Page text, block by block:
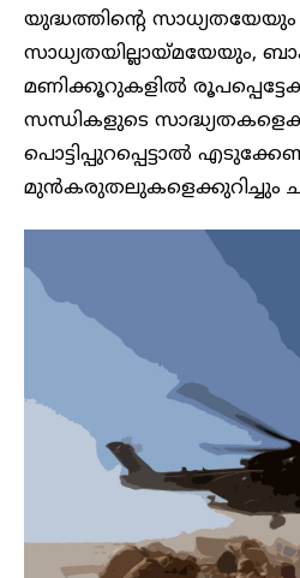
യുദ്ധത്തിന്റെ സാധ്യതയേയും
സാധ്യതയില്ലായ്മയേയും,
മണിക്കൂറുകളിൽ
സന്ധികളുടെ
പൊട്ടിപ്പുറപ്പെട്ടാൽ
മുൻകരുതലുകളെക്കുറിച്ചും